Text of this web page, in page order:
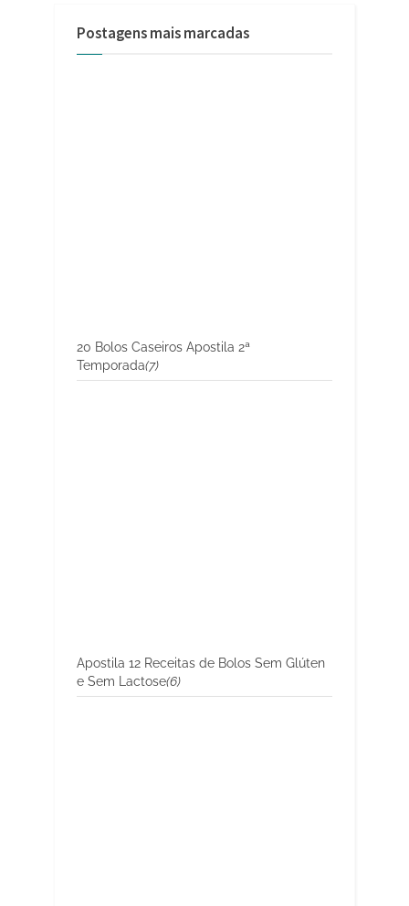
Postagens mais marcadas
20 Bolos Caseiros Apostila 2ª
Temporada(7)
Apostila 12 Receitas de Bolos Sem Glúten
e Sem Lactose(6)